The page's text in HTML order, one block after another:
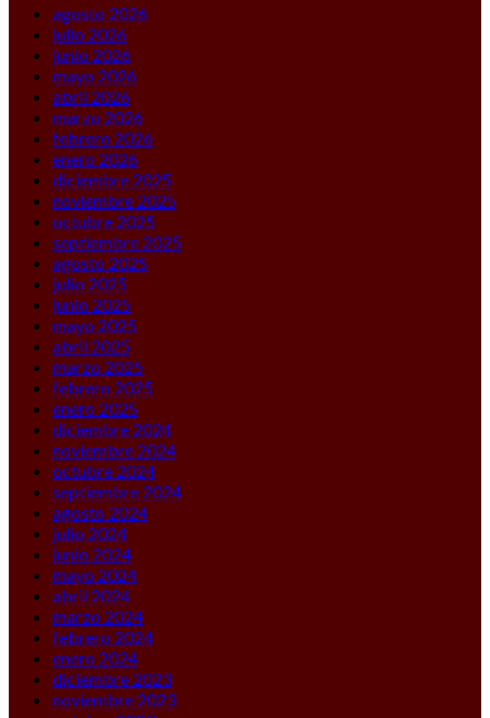
agosto 2026
julio 2026
junio 2026
mayo 2026
abril 2026
marzo 2026
febrero 2026
enero 2026
diciembre 2025
noviembre 2025
octubre 2025
septiembre 2025
agosto 2025
julio 2025
junio 2025
mayo 2025
abril 2025
marzo 2025
febrero 2025
enero 2025
diciembre 2024
noviembre 2024
octubre 2024
septiembre 2024
agosto 2024
julio 2024
junio 2024
mayo 2024
abril 2024
marzo 2024
febrero 2024
enero 2024
diciembre 2023
noviembre 2023